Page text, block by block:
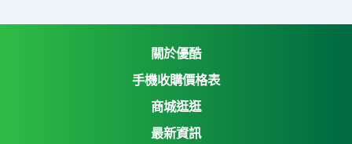
關於優酷
手機收購價格表
商城逛逛
優酷3C收購網
最新資訊